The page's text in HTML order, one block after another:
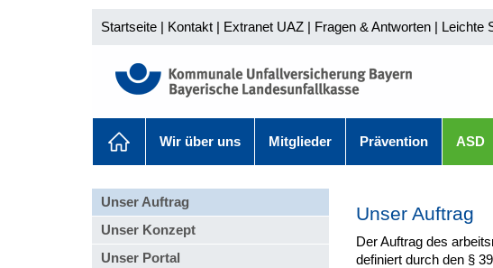
Startseite | Kontakt | Extranet UAZ | Fragen & Antworten | Leichte
Wir über uns Mitglieder Prävention ASD
Unser Auftrag
Unser Konzept
Unser Portal
Unser Auftrag
Der Auftrag des
definiert durch den §